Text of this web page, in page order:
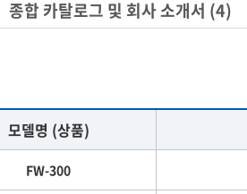
종합 카탈로그 및 회사 소개서 (4)
모델명 (상품)
FW-300